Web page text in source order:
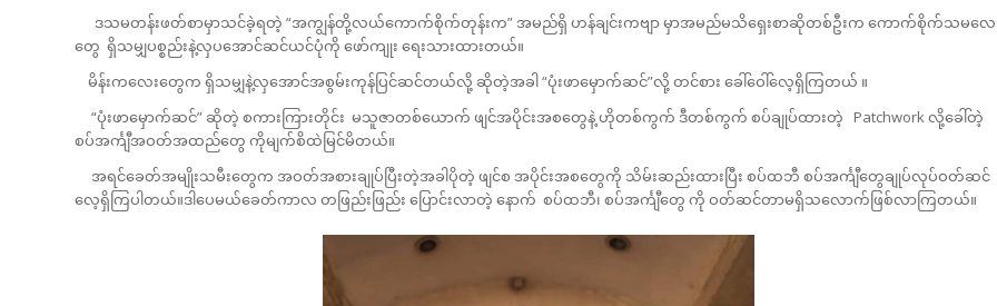
ဒသမတန်းဖတ်စာမှာသင်ခဲ့ရတဲ့ “အကျွန်တို့လယ်ကောက်စိုက်တုန်းက” အမည်ရှိ ဟန်ချင်းကဗျာ မှာအမည်မသိရှေးစာဆိုတစ်ဦးက ကောက်စိုက်သမလေ
တွေ ရှိသမျှပစ္စည်းနဲ့လှပအောင်ဆင်ယင်ပုံကို ဖော်ကျုး ရေးသားထားတယ်။
မိန်းကလေးတွေက ရှိသမျှနဲ့လှအောင်အစွမ်းကုန်ပြင်ဆင်တယ်လို့ ဆိုတဲ့အခါ “ပုံးဖာမှောက်ဆင်”လို့ တင်စား ခေါ်ဝေါ်လေ့ရှိကြတယ် ။
“ပုံးဖာမှောက်ဆင်” ဆိုတဲ့ စကားကြားတိုင်း မသူဇာတစ်ယောက် ဖျင်အပိုင်းအစတွေနဲ့ ဟိုတစ်ကွက် ဒီတစ်ကွက် စပ်ချုပ်ထားတဲ့ Patchwork လို့ခေါ်တဲ့
စပ်အင်္ကျီအဝတ်အထည်တွေ ကိုမျက်စိထဲမြင်မိတယ်။
အရင်ခေတ်အမျိုးသမီးတွေက အဝတ်အစားချုပ်ပြီးတဲ့အခါပိုတဲ့ ဖျင်စ အပိုင်းအစတွေကို သိမ်းဆည်းထားပြီး စပ်ထဘီ စပ်အင်္ကျီတွေချုပ်လုပ်ဝတ်ဆင်
လေ့ရှိကြပါတယ်။ဒါပေမယ်ခေတ်ကာလ တဖြည်းဖြည်း ပြောင်းလာတဲ့ နောက် စပ်ထဘီ၊ စပ်အင်္ကျီတွေ ကို ဝတ်ဆင်တာမရှိသလောက်ဖြစ်လာကြတယ်။